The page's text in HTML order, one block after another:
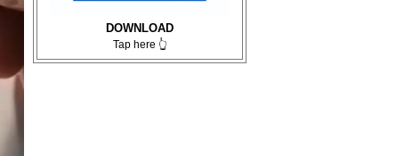
DOWNLOAD
Tap here 👆